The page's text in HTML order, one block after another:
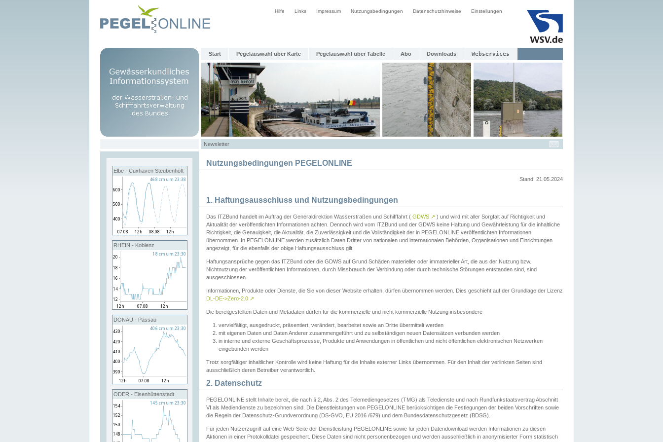
Hilfe Links Impressum Nutzungsbedingungen Datenschutzhinweise Einstellungen
Start Pegelauswahl über Karte Pegelauswahl über Tabelle Abo Downloads Webservices
Newsletter
Elbe - Cuxhaven Steubenhöft
RHEIN - Koblenz
DONAU - Passau
ODER - Eisenhüttenstadt
Nutzungsbedingungen PEGELONLINE
Stand: 21.05.2024
1. Haftungsausschluss und Nutzungsbedingungen
Das ITZBund handelt im Auftrag der Generaldirektion Wasserstraßen und Schifffahrt ( GDWS ↗ ) und wird mit aller Sorgfalt auf Richtigkeit und
Aktualität der veröffentlichten Informationen achten. Dennoch wird vom ITZBund und der GDWS keine Haftung und Gewährleistung für die inhaltliche
Richtigkeit, die Genauigkeit, die Aktualität, die Zuverlässigkeit und die Vollständigkeit der in PEGELONLINE veröffentlichten Informationen
übernommen. In PEGELONLINE werden zusätzlich Daten Dritter von nationalen und internationalen Behörden, Organisationen und Einrichtungen
angezeigt, für die ebenfalls der obige Haftungsausschluss gilt.
Haftungsansprüche gegen das ITZBund oder die GDWS auf Grund Schäden materieller oder immaterieller Art, die aus der Nutzung bzw.
Nichtnutzung der veröffentlichten Informationen, durch Missbrauch der Verbindung oder durch technische Störungen entstanden sind, sind
ausgeschlossen.
Informationen, Produkte oder Dienste, die Sie von dieser Website erhalten, dürfen übernommen werden. Dies geschieht auf der Grundlage der Lizenz
DL-DE->Zero-2.0 ↗
Die bereitgestellten Daten und Metadaten dürfen für die kommerzielle und nicht kommerzielle Nutzung insbesondere
vervielfältigt, ausgedruckt, präsentiert, verändert, bearbeitet sowie an Dritte übermittelt werden
mit eigenen Daten und Daten Anderer zusammengeführt und zu selbständigen neuen Datensätzen verbunden werden
in interne und externe Geschäftsprozesse, Produkte und Anwendungen in öffentlichen und nicht öffentlichen elektronischen Netzwerken
eingebunden werden
Trotz sorgfältiger inhaltlicher Kontrolle wird keine Haftung für die Inhalte externer Links übernommen. Für den Inhalt der verlinkten Seiten sind
ausschließlich deren Betreiber verantwortlich.
2. Datenschutz
PEGELONLINE stellt Inhalte bereit, die nach § 2, Abs. 2 des Telemediengesetzes (TMG) als Teledienste und nach Rundfunkstaatsvertrag Abschnitt
VI als Mediendienste zu bezeichnen sind. Die Dienstleistungen von PEGELONLINE berücksichtigen die Festlegungen der beiden Vorschriften sowie
die Regeln der Datenschutz-Grundverordnung (DS-GVO, EU 2016 /679) und dem Bundesdatenschutzgesetz (BDSG).
Für jeden Nutzerzugriff auf eine Web-Seite der Dienstleistung PEGELONLINE sowie für jeden Datendownload werden Informationen zu diesen
Aktionen in einer Protokolldatei gespeichert. Diese Daten sind nicht personenbezogen und werden ausschließlich in anonymisierter Form statistisch